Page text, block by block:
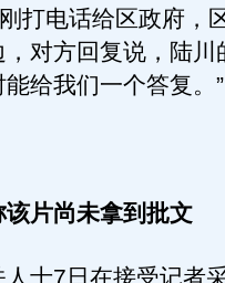
打电话给区政府，
对方回复说，陆川
给我们一个答复。”
片尚未拿到批文
士7日在接受记者